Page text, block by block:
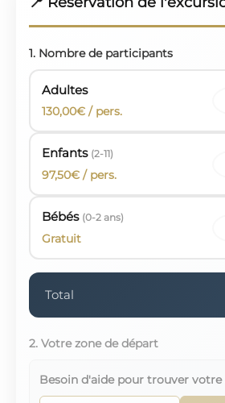
1. Nombre de participants
Adultes
130,00€ / pers.
Enfants (2-11)
97,50€ / pers.
Bébés (0-2 ans)
Gratuit
Total
2. Votre zone de départ
Besoin d'aide pour trouver votre